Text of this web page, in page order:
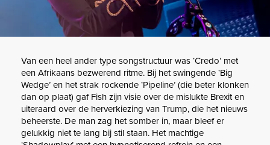
Van een heel ander type songstructuur was ‘Credo’ met
een Afrikaans bezwerend ritme. Bij het swingende ‘Big
Wedge’ en het strak rockende ‘Pipeline’ (die beter klonken
dan op plaat) gaf Fish zijn visie over de mislukte Brexit en
uiteraard over de herverkiezing van Trump, die het nieuws
beheerste. De man zag het somber in, maar bleef er
gelukkig niet te lang bij stil staan. Het machtige